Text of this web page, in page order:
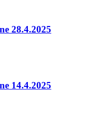
28.4.2025
14.4.2025